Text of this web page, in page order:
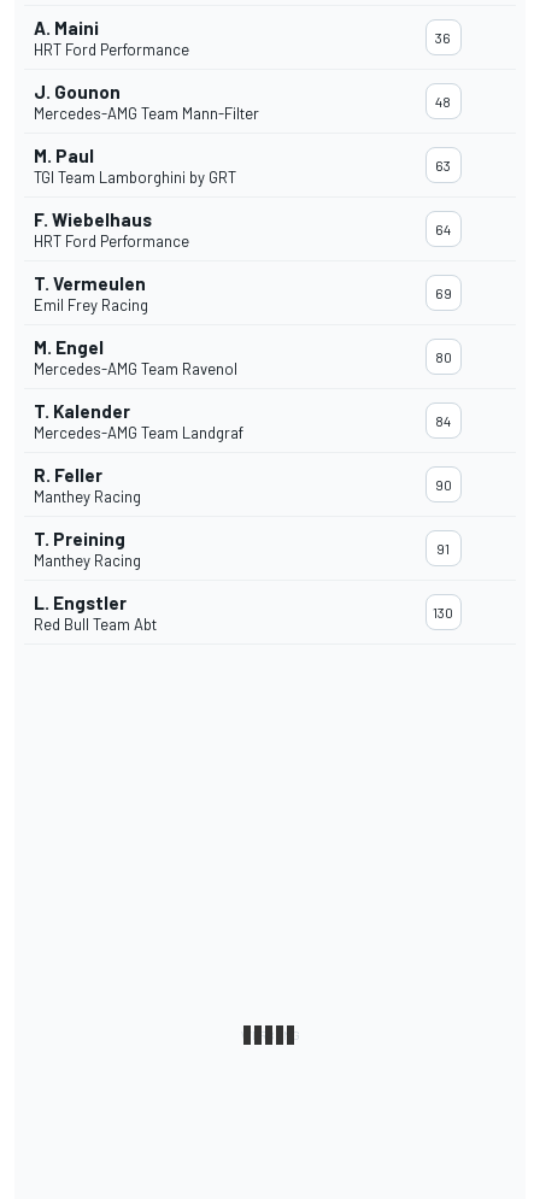
A. Maini
HRT Ford Performance
36
J. Gounon
Mercedes-AMG Team Mann-Filter
48
M. Paul
TGI Team Lamborghini by GRT
63
F. Wiebelhaus
HRT Ford Performance
64
T. Vermeulen
Emil Frey Racing
69
M. Engel
Mercedes-AMG Team Ravenol
80
T. Kalender
Mercedes-AMG Team Landgraf
84
R. Feller
Manthey Racing
90
T. Preining
Manthey Racing
91
L. Engstler
Red Bull Team Abt
130